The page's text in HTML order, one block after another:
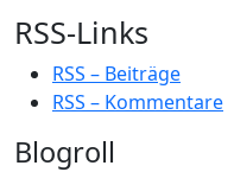
RSS-Links
RSS – Beiträge
RSS – Kommentare
Blogroll